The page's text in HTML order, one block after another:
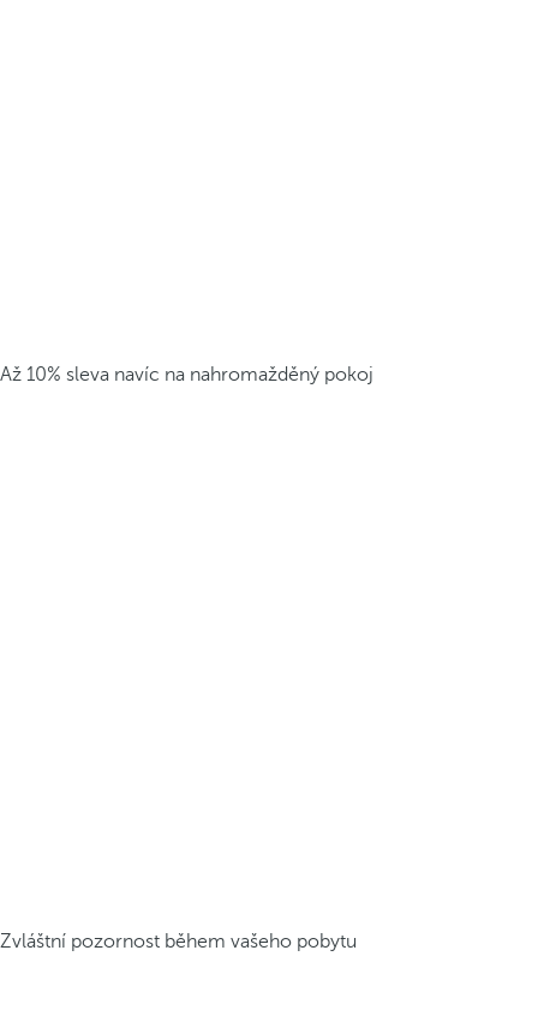
Až 10% sleva navíc na nahromažděný pokoj
Zvláštní pozornost během vašeho pobytu